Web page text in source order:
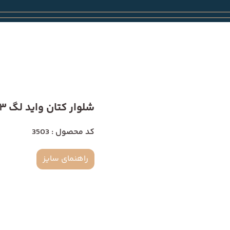
شلوار کتان واید لگ 3503
کد محصول : 3503
راهنمای سایز